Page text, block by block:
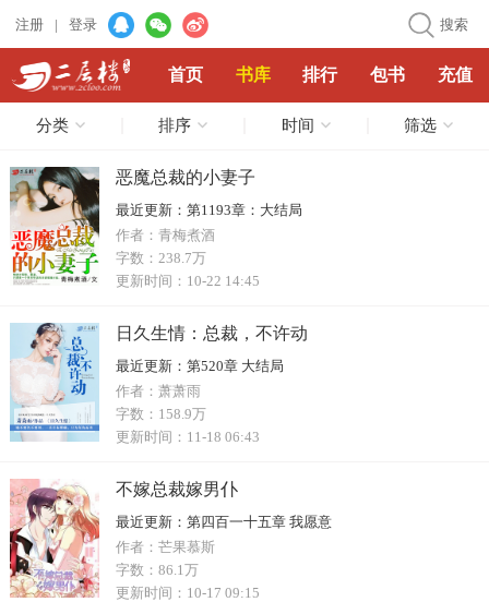
注册 | 登录 搜索
首页 书库 排行 包书 充值
分类 排序 时间 筛选
恶魔总裁的小妻子
最近更新： 第1193章：大结局
作者： 青梅煮酒
字数： 238.7万
更新时间： 10-22 14:45
日久生情：总裁，不许动
最近更新：
第520章 大结局
作者： 萧萧雨
字数： 158.9万
更新时间： 11-18 06:43
不嫁总裁嫁男仆
最近更新： 第四百一十五章 我愿意
作者： 芒果慕斯
字数： 86.1万
更新时间： 10-17 09:15